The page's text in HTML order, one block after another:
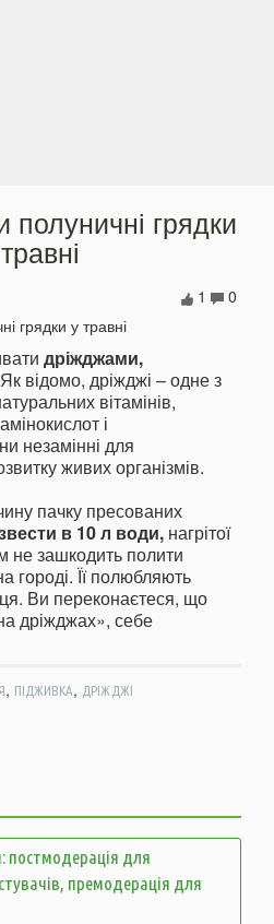
полуничні грядки
0
1
дріжджами,
відомо, дріжджі – одне з
вітамінів,
і
незамінні для
живих організмів.
пачку пресованих
в 10 л води, нагрітої
не зашкодить полити
городі. Її полюбляють
Ви переконаєтеся, що
дріжджах», себе
, ПІДЖИВКА, ДРІЖДЖІ
постмодерація для
премодерація для